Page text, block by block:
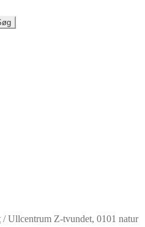
/Ullcentrum Z-tvundet, 0101 natur